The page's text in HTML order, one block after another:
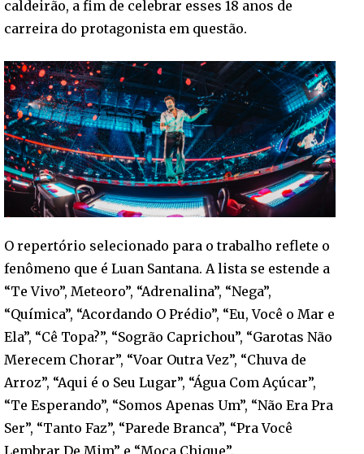
caldeirão, a fim de celebrar esses 18 anos de
carreira do protagonista em questão.
O repertório selecionado para o trabalho reflete o
fenômeno que é Luan Santana. A lista se estende a
“Te Vivo”, Meteoro”, “Adrenalina”, “Nega”,
“Química”, “Acordando O Prédio”, “Eu, Você o Mar e
Ela”, “Cê Topa?”, “Sogrão Caprichou”, “Garotas Não
Merecem Chorar”, “Voar Outra Vez”, “Chuva de
Arroz”, “Aqui é o Seu Lugar”, “Água Com Açúcar”,
“Te Esperando”, “Somos Apenas Um”, “Não Era Pra
Ser”, “Tanto Faz”, “Parede Branca”, “Pra Você
Lembrar De Mim” e “Moça Chique”.